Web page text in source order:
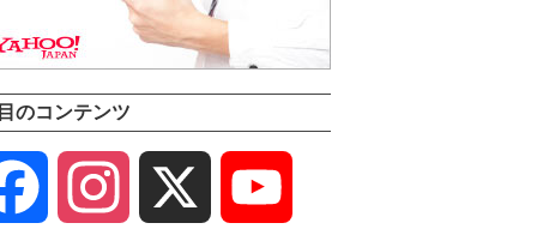
のコンテンツ
Facebook Instagram